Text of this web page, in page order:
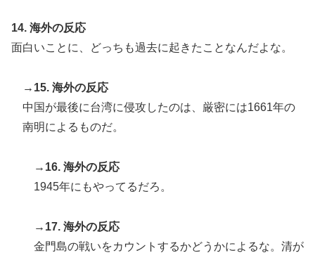
14. 海外の反応
面白いことに、どっちも過去に起きたことなんだよな。
→15. 海外の反応
中国が最後に台湾に侵攻したのは、厳密には1661年の
南明によるものだ。
→16. 海外の反応
1945年にもやってるだろ。
→17. 海外の反応
金門島の戦いをカウントするかどうかによるな。清が